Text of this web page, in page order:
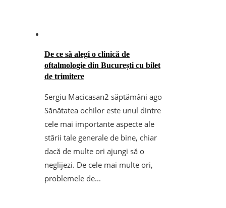
De ce să alegi o clinică de
oftalmologie din București cu bilet
de trimitere
Sergiu Macicasan2 săptămâni ago
Sănătatea ochilor este unul dintre
cele mai importante aspecte ale
stării tale generale de bine, chiar
dacă de multe ori ajungi să o
neglijezi. De cele mai multe ori,
problemele de...